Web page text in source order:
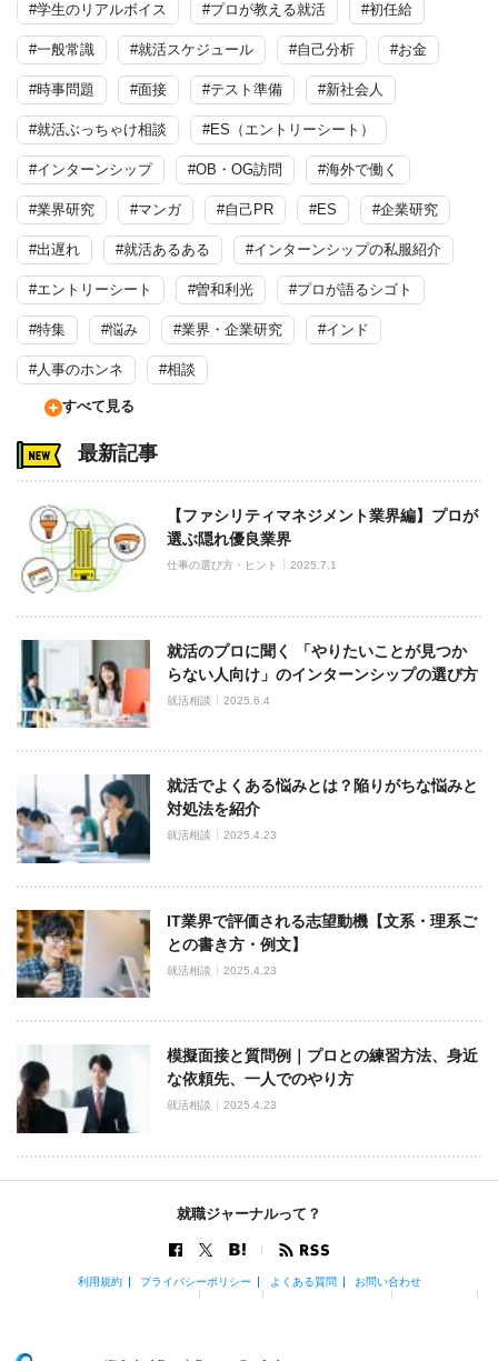
#学生のリアルボイス #プロが教える就活 #初任給
#一般常識 #就活スケジュール #自己分析 #お金
#時事問題 #面接 #テスト準備 #新社会人
#就活ぶっちゃけ相談 #ES（エントリーシート）
#インターンシップ #OB・OG訪問 #海外で働く
#業界研究 #マンガ #自己PR #ES #企業研究
#出遅れ #就活あるある #インターンシップの私服紹介
#エントリーシート #曽和利光 #プロが語るシゴト
#特集 #悩み #業界・企業研究 #インド
#人事のホンネ #相談
すべて見る
最新記事
【ファシリティマネジメント業界編】プロが
選ぶ隠れ優良業界
仕事の選び方・ヒント 2025.7.1
就活のプロに聞く 「やりたいことが見つか
らない人向け」のインターンシップの選び方
就活相談 2025.6.4
就活でよくある悩みとは？陥りがちな悩みと
対処法を紹介
就活相談 2025.4.23
IT業界で評価される志望動機【文系・理系ご
との書き方・例文】
就活相談 2025.4.23
模擬面接と質問例｜プロとの練習方法、身近
な依頼先、一人でのやり方
就活相談 2025.4.23
就職ジャーナルって？
利用規約 プライバシーポリシー よくある質問 お問い合わせ